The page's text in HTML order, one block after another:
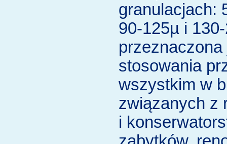
granulacjach:
90-125µ i
przeznaczona
stosowania
wszystkim w
związanych z
i